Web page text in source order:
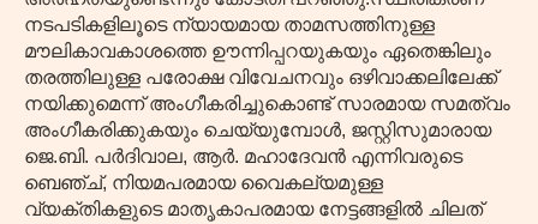
നടപടികളിലൂടെ ന്യായമായ താമസത്തിനുള്ള
മൗലികാവകാശത്തെ ഊന്നിപ്പറയുകയും ഏതെങ്കിലും
തരത്തിലുള്ള പരോക്ഷ വിവേചനവും ഒഴിവാക്കലിലേക്ക്
നയിക്കുമെന്ന് അംഗീകരിച്ചുകൊണ്ട് സാരമായ സമത്വം
അംഗീകരിക്കുകയും ചെയ്യുമ്പോൾ, ജസ്റ്റിസുമാരായ
ജെ.ബി. പർദിവാല, ആർ. മഹാദേവൻ എന്നിവരുടെ
ബെഞ്ച്, നിയമപരമായ വൈകല്യമുള്ള
വ്യക്തികളുടെ മാതൃകാപരമായ നേട്ടങ്ങളിൽ ചിലത്